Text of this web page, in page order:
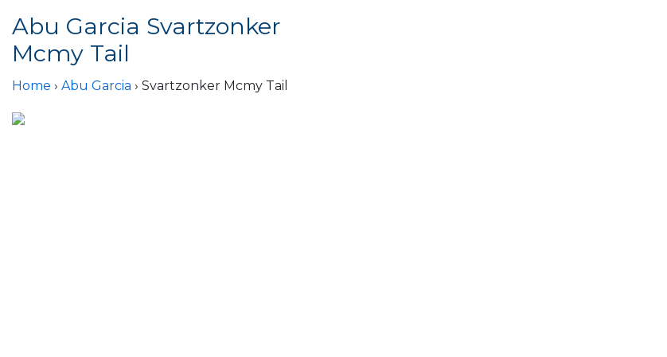
Abu Garcia Svartzonker
Mcmy Tail
Home › Abu Garcia › Svartzonker Mcmy Tail